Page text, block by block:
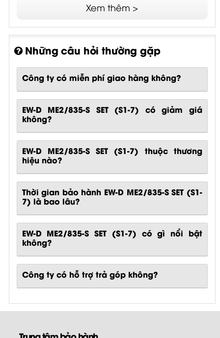
Xem thêm >
Những câu hỏi thường gặp
Công ty có miễn phí giao hàng không?
EW-D ME2/835-S SET (S1-7) có giảm giá
không?
EW-D ME2/835-S SET (S1-7) thuộc thương
hiệu nào?
Thời gian bảo hành EW-D ME2/835-S SET (S1-
7) là bao lâu?
EW-D ME2/835-S SET (S1-7) có gì nổi bật
không?
Công ty có hỗ trợ trả góp không?